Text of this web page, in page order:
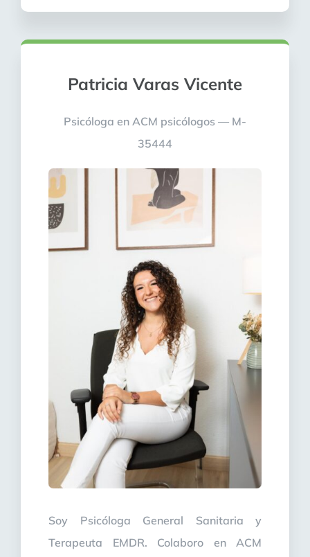
Patricia Varas Vicente
Psicóloga en ACM psicólogos — M-
35444
Soy Psicóloga General Sanitaria y
Terapeuta EMDR. Colaboro en ACM